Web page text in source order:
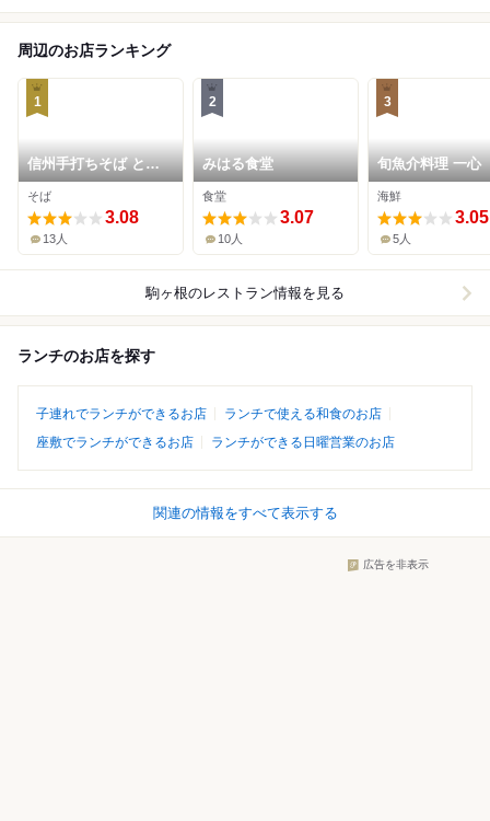
周辺のお店ランキング
1
信州手打ちそば とみ
八
そば
3.08
13人
2
みはる食堂
食堂
3.07
10人
3
旬魚介料理 一心
海鮮
3.05
5人
駒ヶ根のレストラン情報を見る
ランチのお店を探す
子連れでランチができるお店
ランチで使える和食のお店
座敷でランチができるお店
ランチができる日曜営業のお店
関連の情報をすべて表示する
広告を非表示